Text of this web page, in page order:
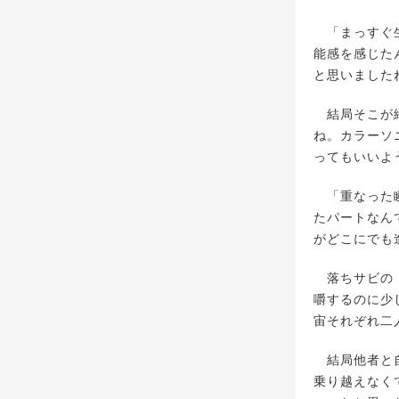
「まっすぐ
能感を感じた
と思いました
結局そこが
ね。カラーソ
ってもいいよ
「重なった
たパートなん
がどこにでも
落ちサビの
嚼するのに少
宙それぞれ二
結局他者と
乗り越えなく